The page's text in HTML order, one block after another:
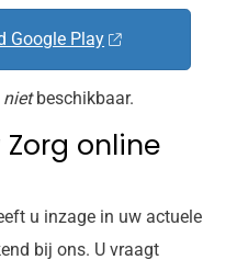
Google Play
nietbeschikbaar.
Zorg online
u inzage in uw actuele
bij ons. U vraagt